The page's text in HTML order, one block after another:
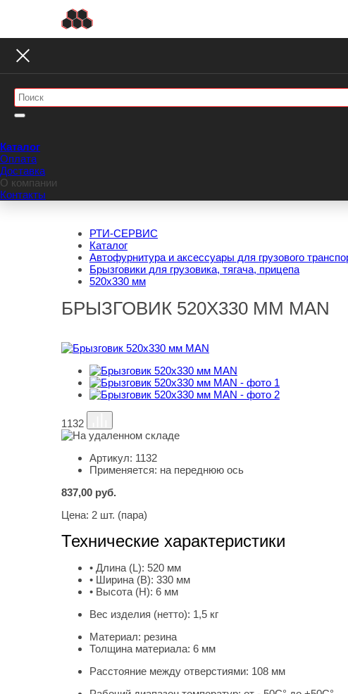
Каталог
Оплата
Доставка
О компании
Контакты
РТИ-СЕРВИС
Каталог
Автофурнитура и аксессуары для грузового
Брызговики для грузовика, тягача, прицепа
520х330 мм
БРЫЗГОВИК 520Х330 ММ MAN
1132
Артикул: 1132
Применяется: на переднюю ось
837,00 руб.
Цена: 2 шт. (пара)
Технические характеристики
• Длина (L): 520 мм
• Ширина (B): 330 мм
• Высота (H): 6 мм
Вес изделия (нетто): 1,5 кг
Материал: резина
Толщина материала: 6 мм
Расстояние между отверстиями: 108 мм